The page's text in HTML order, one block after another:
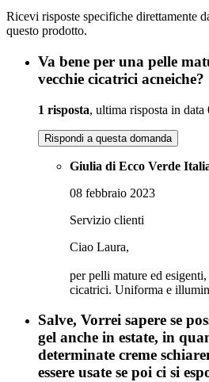
Ricevi risposte specifiche direttamente
questo prodotto.
Va bene per una pelle
vecchie cicatrici acneiche?
1 risposta, ultima risposta in
Rispondi a questa domanda
Giulia di Ecco Verde
08 febbraio 2023
Servizio clienti
Ciao Laura,
per pelli mature ed
cicatrici. Uniforma e
Salve, Vorrei sapere se
gel anche in estate, in
determinate creme
essere usate se poi ci si